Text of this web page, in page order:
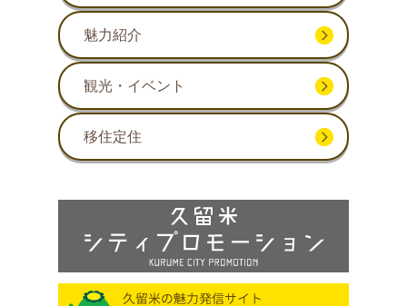
魅力紹介
観光・イベント
移住定住